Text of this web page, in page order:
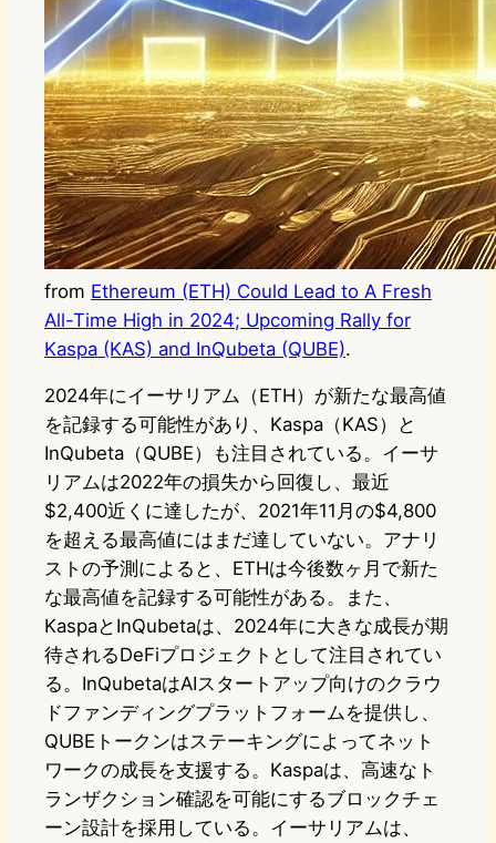
from Ethereum (ETH) Could Lead to A Fresh
All-Time High in 2024; Upcoming Rally for
Kaspa (KAS) and InQubeta (QUBE).
2024年にイーサリアム（ETH）が新たな最高値
を記録する可能性があり、Kaspa（KAS）と
InQubeta（QUBE）も注目されている。イーサ
リアムは2022年の損失から回復し、最近
$2,400近くに達したが、2021年11月の$4,800
を超える最高値にはまだ達していない。アナリ
ストの予測によると、ETHは今後数ヶ月で新た
な最高値を記録する可能性がある。また、
KaspaとInQubetaは、2024年に大きな成長が期
待されるDeFiプロジェクトとして注目されてい
る。InQubetaはAIスタートアップ向けのクラウ
ドファンディングプラットフォームを提供し、
QUBEトークンはステーキングによってネット
ワークの成長を支援する。Kaspaは、高速なト
ランザクション確認を可能にするブロックチェ
ーン設計を採用している。イーサリアムは、